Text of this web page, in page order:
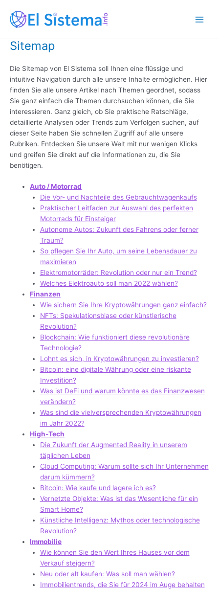
Inhalt
springen
Sitemap
Die Sitemap von El Sistema soll Ihnen eine flüssige und
intuitive Navigation durch alle unsere Inhalte ermöglichen. Hier
finden Sie alle unsere Artikel nach Themen geordnet, sodass
Sie ganz einfach die Themen durchsuchen können, die Sie
interessieren. Ganz gleich, ob Sie praktische Ratschläge,
detaillierte Analysen oder Trends zum Verfolgen suchen, auf
dieser Seite haben Sie schnellen Zugriff auf alle unsere
Rubriken. Entdecken Sie unsere Welt mit nur wenigen Klicks
und greifen Sie direkt auf die Informationen zu, die Sie
benötigen.
Auto / Motorrad
Die Vor- und Nachteile des Gebrauchtwagenkaufs
Praktischer Leitfaden zur Auswahl des perfekten
Motorrads für Einsteiger
Autonome Autos: Zukunft des Fahrens oder ferner
Traum?
So pflegen Sie Ihr Auto, um seine Lebensdauer zu
maximieren
Elektromotorräder: Revolution oder nur ein Trend?
Welches Elektroauto soll man 2022 wählen?
Finanzen
Wie sichern Sie Ihre Kryptowährungen ganz einfach?
NFTs: Spekulationsblase oder künstlerische
Revolution?
Blockchain: Wie funktioniert diese revolutionäre
Technologie?
Lohnt es sich, in Kryptowährungen zu investieren?
Bitcoin: eine digitale Währung oder eine riskante
Investition?
Was ist DeFi und warum könnte es das Finanzwesen
verändern?
Was sind die vielversprechenden Kryptowährungen
im Jahr 2022?
High-Tech
Die Zukunft der Augmented Reality in unserem
täglichen Leben
Cloud Computing: Warum sollte sich Ihr Unternehmen
darum kümmern?
Bitcoin: Wie kaufe und lagere ich es?
Vernetzte Objekte: Was ist das Wesentliche für ein
Smart Home?
Künstliche Intelligenz: Mythos oder technologische
Revolution?
Immobilie
Wie können Sie den Wert Ihres Hauses vor dem
Verkauf steigern?
Neu oder alt kaufen: Was soll man wählen?
Immobilientrends, die Sie für 2024 im Auge behalten